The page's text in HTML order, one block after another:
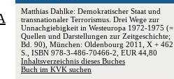
Matthias Dahlke: Demokratischer Staat und
transnationaler Terrorismus. Drei Wege zur
Unnachgiebigkeit in Westeuropa 1972-1975 (=
Quellen und Darstellungen zur Zeitgeschichte;
Bd. 90), München: Oldenbourg 2011, X + 462
S., ISBN 978-3-486-70466-2, EUR 44,80
Inhaltsverzeichnis dieses Buches
Buch im KVK suchen